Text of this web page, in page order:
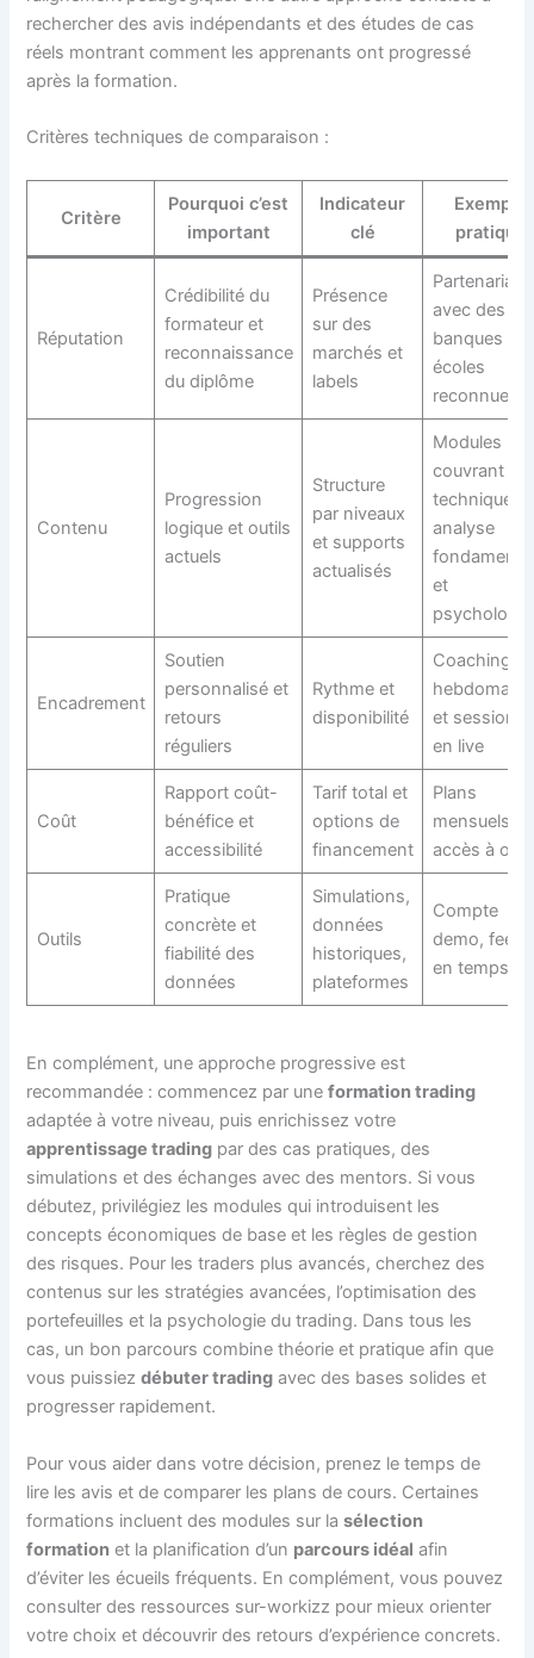
rechercher des avis indépendants et des études de cas
réels montrant comment les apprenants ont progressé
après la formation.
Critères techniques de comparaison :
Critère
Pourquoi c’est
important
Indicateur
clé
Exemple
pratique
Réputation
Crédibilité du
formateur et
reconnaissance
du diplôme
Présence
sur des
marchés et
labels
Partenariats
avec des
banques ou
écoles
reconnues
Contenu
Progression
logique et outils
actuels
Structure
par niveaux
et supports
actualisés
Modules
couvrant
technique,
analyse
et
psychologie
Encadrement
Soutien
personnalisé et
retours
réguliers
Rythme et
disponibilité
Coaching
et sessions
en live
Coût
Rapport coût-
bénéfice et
accessibilité
Tarif total et
options de
financement
Plans
mensuels +
accès à
Outils
Pratique
concrète et
fiabilité des
données
Simulations,
données
historiques,
plateformes
Compte
demo, feeds
en temps
En complément, une approche progressive est
recommandée : commencez par uneformation trading
adaptée à votre niveau, puis enrichissez votre
apprentissage trading par des cas pratiques, des
simulations et des échanges avec des mentors. Si vous
débutez, privilégiez les modules qui introduisent les
concepts économiques de base et les règles de gestion
des risques. Pour les traders plus avancés, cherchez des
contenus sur les stratégies avancées, l’optimisation des
portefeuilles et la psychologie du trading. Dans tous les
cas, un bon parcours combine théorie et pratique afin que
vous puissiezdébuter trading avec des bases solides et
progresser rapidement.
Pour vous aider dans votre décision, prenez le temps de
lire les avis et de comparer les plans de cours. Certaines
formations incluent des modules sur lasélection
formation et la planification d’un parcours idéal afin
d’éviter les écueils fréquents. En complément, vous pouvez
consulter des ressources sur-workizz pour mieux orienter
votre choix et découvrir des retours d’expérience concrets.